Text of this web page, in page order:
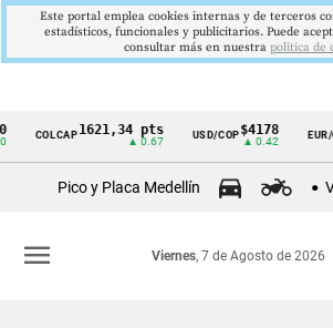
Cintillo
Colombia
1621,34 pts USD/COP$4178
▲ 0.42
EUR/COP
Pico y Placa Medellín
Viernes, 7 de Agosto de 2026
menu
Este portal emplea cookies internas y de terceros
estadísticos, funcionales y publicitarios. Puede
consultar más en nuestra politica de